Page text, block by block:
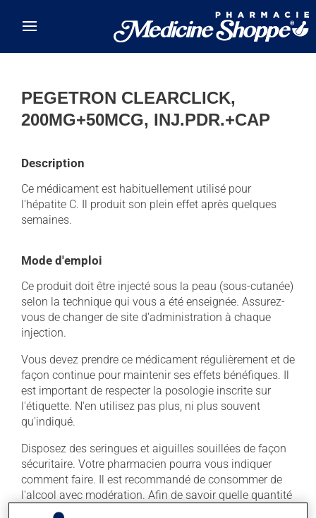
PEGETRON CLEARCLICK,
200MG+50MCG, INJ.PDR.+CAP
Description
Ce médicament est habituellement utilisé pour
l'hépatite C. Il produit son plein effet après quelques
semaines.
Mode d'emploi
Ce produit doit être injecté sous la peau (sous-cutanée)
selon la technique qui vous a été enseignée. Assurez-
vous de changer de site d'administration à chaque
injection.
Vous devez prendre ce médicament régulièrement et de
façon continue pour maintenir ses effets bénéfiques. Il
est important de respecter la posologie inscrite sur
l'étiquette. N'en utilisez pas plus, ni plus souvent
qu'indiqué.
Disposez des seringues et aiguilles souillées de façon
sécuritaire. Votre pharmacien pourra vous indiquer
comment faire. Il est recommandé de consommer de
l'alcool avec modération. Afin de savoir quelle quantité
d'alcool vous est permise, veuillez en discuter avec